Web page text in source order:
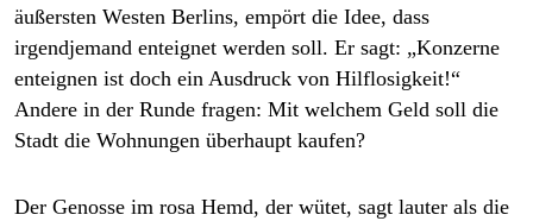
äußersten Westen Berlins, empört die Idee, dass
irgendjemand enteignet werden soll. Er sagt: „Konzerne
enteignen ist doch ein Ausdruck von Hilflosigkeit!“
Andere in der Runde fragen: Mit welchem Geld soll die
Stadt die Wohnungen überhaupt kaufen?
Der Genosse im rosa Hemd, der wütet, sagt lauter als die